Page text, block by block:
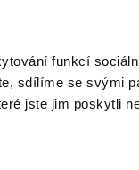
funkcí
sdílíme se svými
jste jim poskytli